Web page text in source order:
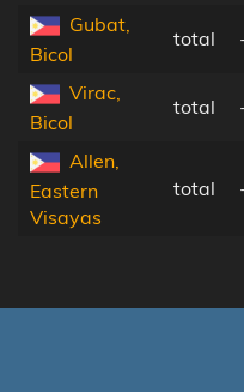
Gubat,
Bicol
total
Virac,
Bicol
total
Allen,
Eastern
Visayas
total